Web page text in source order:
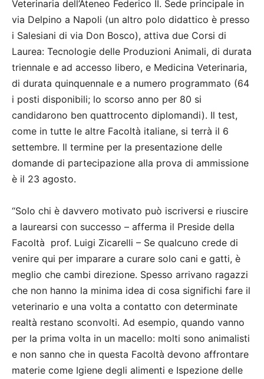
Veterinaria dell’Ateneo Federico II. Sede principale in
via Delpino a Napoli (un altro polo didattico è presso
i Salesiani di via Don Bosco), attiva due Corsi di
Laurea: Tecnologie delle Produzioni Animali, di durata
triennale e ad accesso libero, e Medicina Veterinaria,
di durata quinquennale e a numero programmato (64
i posti disponibili; lo scorso anno per 80 si
candidarono ben quattrocento diplomandi). Il test,
come in tutte le altre Facoltà italiane, si terrà il 6
settembre. Il termine per la presentazione delle
domande di partecipazione alla prova di ammissione
è il 23 agosto.
“Solo chi è davvero motivato può iscriversi e riuscire
a laurearsi con successo – afferma il Preside della
Facoltà prof. Luigi Zicarelli – Se qualcuno crede di
venire qui per imparare a curare solo cani e gatti, è
meglio che cambi direzione. Spesso arrivano ragazzi
che non hanno la minima idea di cosa significhi fare il
veterinario e una volta a contatto con determinate
realtà restano sconvolti. Ad esempio, quando vanno
per la prima volta in un macello: molti sono animalisti
e non sanno che in questa Facoltà devono affrontare
materie come Igiene degli alimenti e Ispezione delle